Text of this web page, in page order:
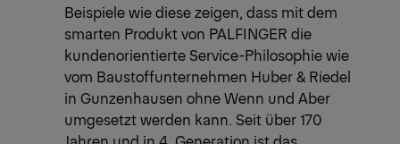
Beispiele wie diese zeigen, dass mit dem
smarten Produkt von PALFINGER die
kundenorientierte Service-Philosophie wie
vom Baustoffunternehmen Huber & Riedel
in Gunzenhausen ohne Wenn und Aber
umgesetzt werden kann. Seit über 170